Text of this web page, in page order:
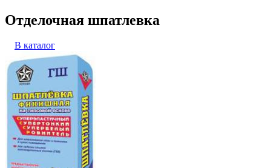
Отделочная шпатлевка
В каталог